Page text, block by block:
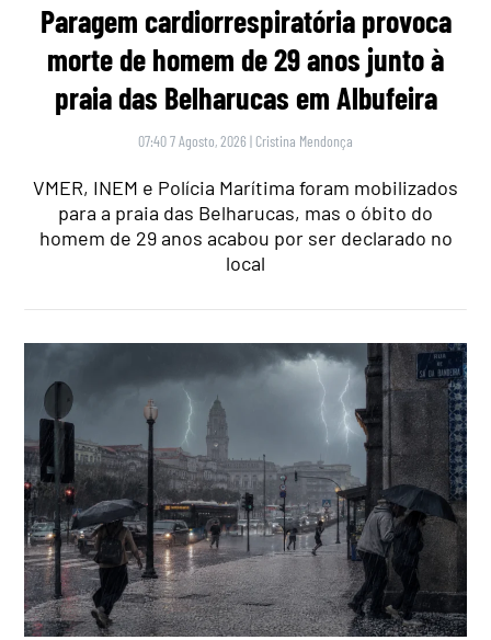
Paragem cardiorrespiratória provoca
morte de homem de 29 anos junto à
praia das Belharucas em Albufeira
07:40 7 Agosto, 2026 | Cristina Mendonça
VMER, INEM e Polícia Marítima foram mobilizados
para a praia das Belharucas, mas o óbito do
homem de 29 anos acabou por ser declarado no
local